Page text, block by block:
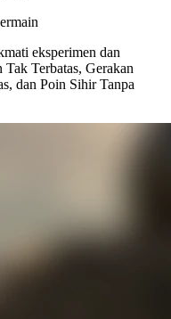
eksperimen dan
Tak Terbatas, Gerakan
dan Poin Sihir Tanpa